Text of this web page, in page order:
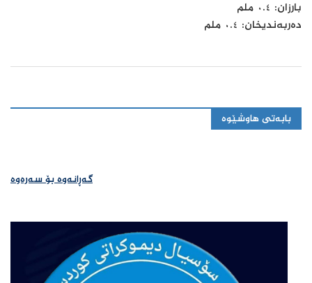
بارزان: ٠.٤ ملم
دەربەندیخان: ٠.٤ ملم
بابەتی هاوشێوە
گەڕانەوە بۆ سەرەوە